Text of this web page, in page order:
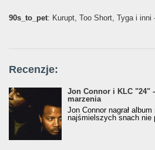
90s_to_pet: Kurupt, Too Short, Tyga i inni
Recenzje:
Jon Connor i KLC "24"
marzenia
Jon Connor nagrał
najśmielszych snach nie